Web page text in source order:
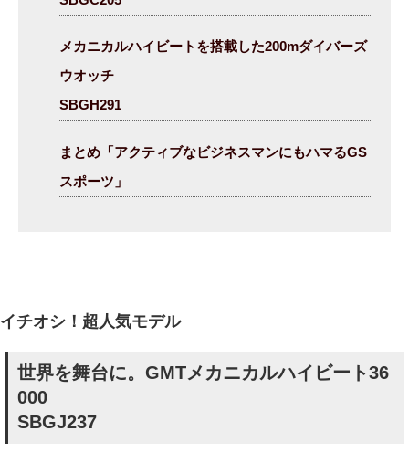
メカニカルハイビートを搭載した200mダイバーズ
ウオッチ
SBGH291
まとめ「アクティブなビジネスマンにもハマるGS
スポーツ」
イチオシ！超人気モデル
世界を舞台に。GMTメカニカルハイビート36
000
SBGJ237